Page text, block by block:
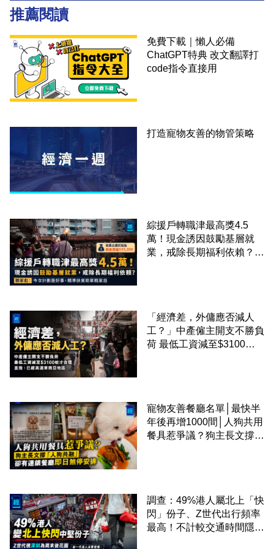
推薦閱讀
免費下載｜懶人必備
ChatGPT特典 改文翻譯打
code指令直接用
打造寵物友善的物管策略
綜援戶轉職津最高獎4.5
萬！現金誘因鼓勵基層就
業，戒除長期福利依賴？鄧
「經濟差，外傭應否減人
工？」中產僱主開支不勝負
荷 最低工資減至$3100蚊
寵物友善餐廳名單│最快半
年後再增1000間│人狗共用
餐具惹爭議？狗主長文撐
調查：49%港人屬北上「快
閃」份子、Z世代出行頻率
最高！不計較交通時間隱形